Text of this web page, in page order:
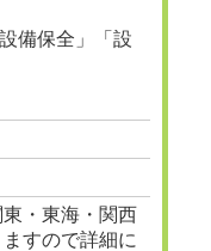
備保全」「設
・東海・関西
すので詳細に